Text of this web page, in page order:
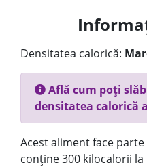
Densitatea calorică:
Află cum poți
densitatea calorică
Acest aliment face
conține 300 kilocalorii